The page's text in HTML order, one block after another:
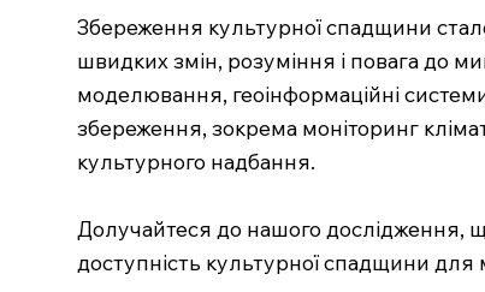
Збереження культурної спадщини
швидких змін, розуміння і повага до
моделювання, геоінформаційні
збереження, зокрема моніторинг
культурного надбання.
Долучайтеся до нашого дослідження,
доступність культурної спадщини для